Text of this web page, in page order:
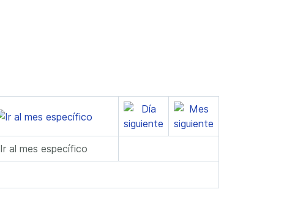
Ir al mes específico